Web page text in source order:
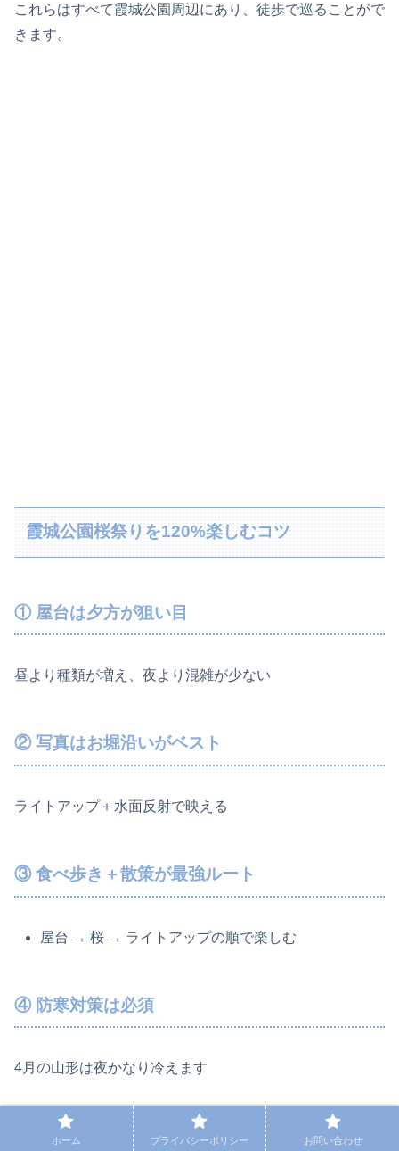
これらはすべて霞城公園周辺にあり、徒歩で巡ることがで
きます。
霞城公園桜祭りを120%楽しむコツ
① 屋台は夕方が狙い目
昼より種類が増え、夜より混雑が少ない
② 写真はお堀沿いがベスト
ライトアップ＋水面反射で映える
③ 食べ歩き＋散策が最強ルート
屋台 → 桜 → ライトアップの順で楽しむ
④ 防寒対策は必須
4月の山形は夜かなり冷えます
ホーム プライバシーポリシー お問い合わせ